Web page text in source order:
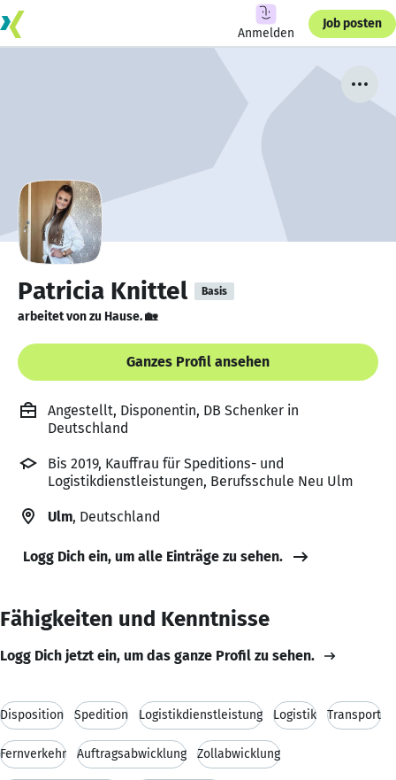
Anmelden
Job posten
Patricia Knittel Basis
arbeitet von zu Hause. 🏡
Ganzes Profil ansehen
Angestellt, Disponentin, DB Schenker in
Deutschland
Bis 2019, Kauffrau für Speditions- und
Logistikdienstleistungen, Berufsschule Neu Ulm
Ulm, Deutschland
Logg Dich ein, um alle Einträge zu sehen.
Fähigkeiten und Kenntnisse
Logg Dich jetzt ein, um das ganze Profil zu sehen.
Disposition Spedition Logistikdienstleistung Logistik Transport
Fernverkehr Auftragsabwicklung Zollabwicklung